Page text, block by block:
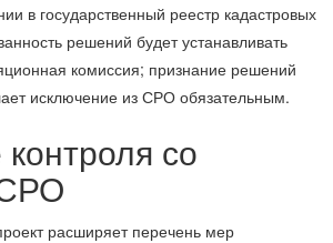
в государственный реестр кадастровых
решений будет устанавливать
комиссия; признание решений
исключение из СРО обязательным.
со
расширяет перечень мер